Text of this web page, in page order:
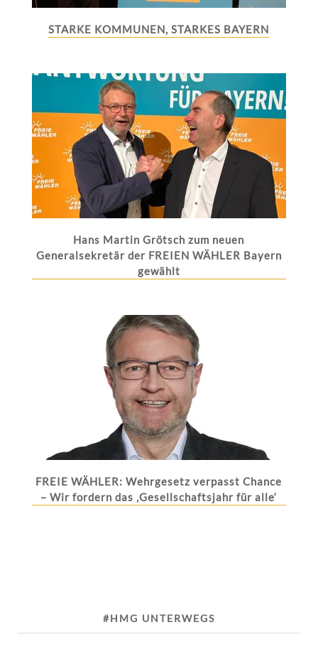
STARKE KOMMUNEN, STARKES BAYERN
Hans Martin Grötsch zum neuen
Generalsekretär der FREIEN WÄHLER Bayern
gewählt
FREIE WÄHLER: Wehrgesetz verpasst Chance
– Wir fordern das ‚Gesellschaftsjahr für alle‘
#HMG UNTERWEGS